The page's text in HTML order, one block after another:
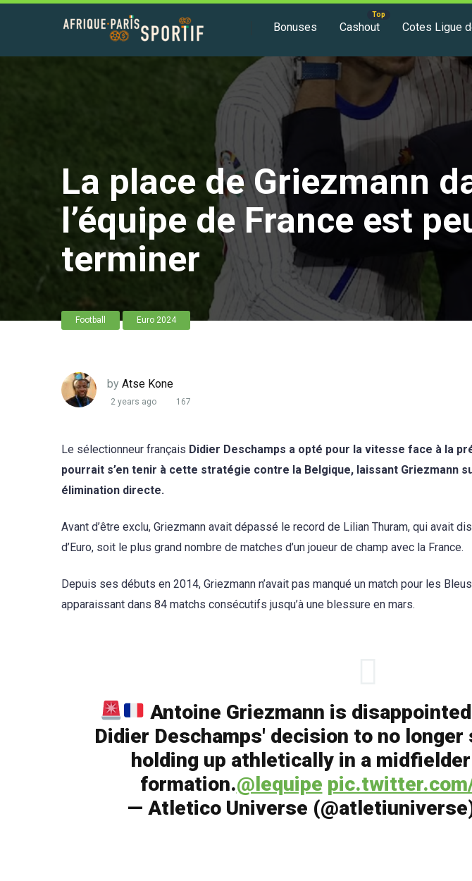
Bonuses Cashout Cotes Ligue
La place de Griezmann
l’équipe de France est
terminer
Football Euro 2024
by Atse Kone
2 years ago 167
Le sélectionneur français Didier Deschamps a opté pour la vitesse face à la
pourrait s’en tenir à cette stratégie contre la Belgique, laissant Griezmann
élimination directe.
Avant d’être exclu, Griezmann avait dépassé le record de Lilian Thuram, qui avait
d’Euro, soit le plus grand nombre de matches d’un joueur de champ avec la France.
Depuis ses débuts en 2014, Griezmann n’avait pas manqué un match pour les
apparaissant dans 84 matchs consécutifs jusqu’à une blessure en mars.
Antoine Griezmann is
Didier Deschamps' decision to no longer
holding up athletically in a
formation.@lequipe
— Atletico Universe